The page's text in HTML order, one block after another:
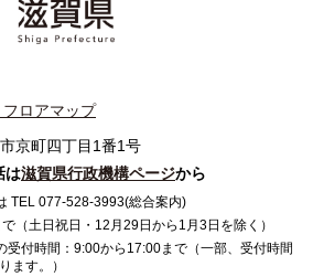
ロアマップ
京町四丁目1番1号
は滋賀県行政機構ページから
TEL 077-528-3993(総合案内)
（土日祝日・12月29日から1月3日を除く）
付時間：9:00から17:00まで（一部、受付時間
ます。）